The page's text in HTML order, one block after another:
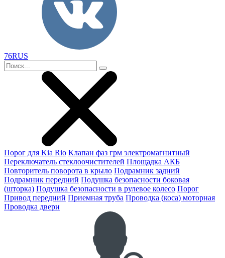
76RUS
Порог для Kia Rio Клапан фаз грм электромагнитный
Переключатель стеклоочистителей Площадка АКБ
Повторитель поворота в крыло Подрамник задний
Подрамник передний Подушка безопасности боковая
(шторка) Подушка безопасности в рулевое колесо Порог
Привод передний Приемная труба Проводка (коса) моторная
Проводка двери